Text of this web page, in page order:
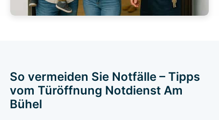
So vermeiden Sie Notfälle – Tipps
vom Türöffnung Notdienst Am
Bühel